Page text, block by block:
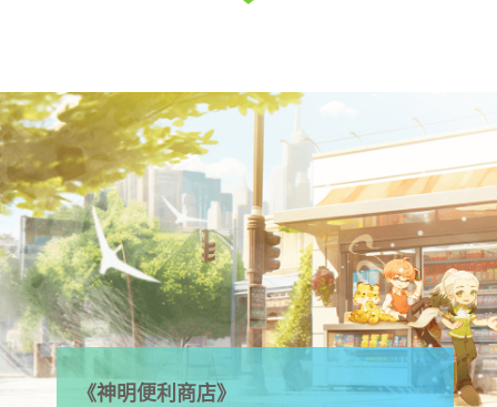
《神明便利商店》